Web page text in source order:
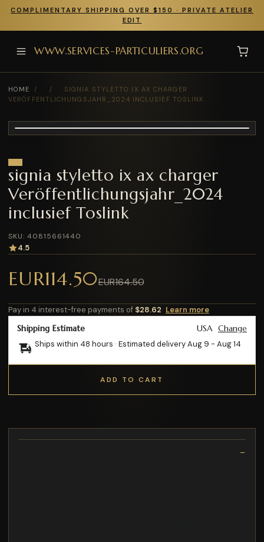
COMPLIMENTARY SHIPPING OVER $150 · PRIVATE ATELIER
EDIT
WWW.SERVICES-PARTICULIERS.ORG
HOME / /
SIGNIA STYLETTO IX AX CHARGER
VERÖFFENTLICHUNGSJAHR_2024 INCLUSIEF TOSLINK
signia styletto ix ax charger
Veröffentlichungsjahr_2024
inclusief Toslink
SKU: 40815661440
4.5
EUR114.50EUR164.50
Pay in 4 interest-free payments of $28.62 Learn more
Shipping Estimate USA Change
Ships within 48 hours · Estimated deliveryAug 9 - Aug 14
ADD TO CART